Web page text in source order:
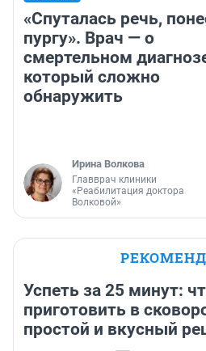
«Спуталась речь,
пургу». Врач — о
смертельном
который сложно
обнаружить
Ирина Волкова
Главврач клиники
«Реабилитация доктора
Волковой»
Успеть за 25 минут:
приготовить в
простой и вкусный